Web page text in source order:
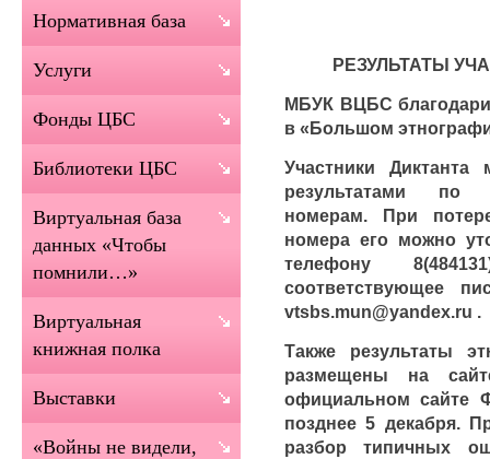
РЕЗУЛЬТАТЫ
МБУК ВЦБС
в «Большом
Участники
результатами по
номерам. При
номера его можно
телефону
соответствующее
vtsbs.mun@yandex.ru .
Также результаты
размещены на
официальном
позднее 5 декабря.
разбор типичных
Нормативная база
Услуги
Фонды ЦБС
Библиотеки ЦБС
Виртуальная база
данных «Чтобы
помнили…»
Виртуальная
книжная полка
Выставки
«Войны не видели,